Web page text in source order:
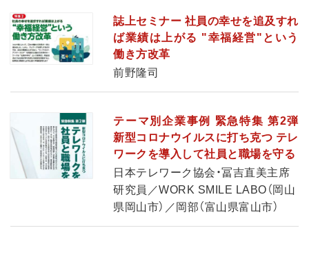
誌上セミナー 社員の幸せを追及すれ
ば業績は上がる "幸福経営"という
働き方改革
前野隆司
テーマ別企業事例 緊急特集 第2弾
新型コロナウイルスに打ち克つ テレ
ワークを導入して社員と職場を守る
日本テレワーク協会・冨吉直美主席
研究員／WORK SMILE LABO（岡山
県岡山市）／岡部（富山県富山市）